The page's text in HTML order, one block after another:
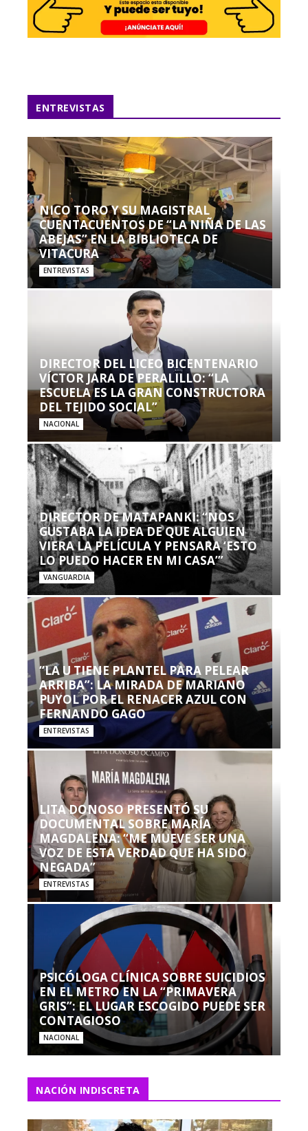
ENTREVISTAS
NICO TORO Y SU MAGISTRAL
CUENTACUENTOS DE “LA NIÑA DE LAS
ABEJAS” EN LA BIBLIOTECA DE
VITACURA
ENTREVISTAS
DIRECTOR DEL LICEO BICENTENARIO
VÍCTOR JARA DE PERALILLO: “LA
ESCUELA ES LA GRAN CONSTRUCTORA
DEL TEJIDO SOCIAL”
NACIONAL
DIRECTOR DE MATAPANKI: “NOS
GUSTABA LA IDEA DE QUE ALGUIEN
VIERA LA PELÍCULA Y PENSARA ‘ESTO
LO PUEDO HACER EN MI CASA’”
VANGUARDIA
“LA U TIENE PLANTEL PARA PELEAR
ARRIBA”: LA MIRADA DE MARIANO
PUYOL POR EL RENACER AZUL CON
FERNANDO GAGO
ENTREVISTAS
LITA DONOSO PRESENTÓ SU
DOCUMENTAL SOBRE MARÍA
MAGDALENA: “ME MUEVE SER UNA
VOZ DE ESTA VERDAD QUE HA SIDO
NEGADA”
ENTREVISTAS
PSICÓLOGA CLÍNICA SOBRE SUICIDIOS
EN EL METRO EN LA “PRIMAVERA
GRIS”: EL LUGAR ESCOGIDO PUEDE SER
CONTAGIOSO
NACIONAL
NACIÓN INDISCRETA